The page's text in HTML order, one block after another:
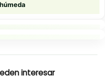
interesar